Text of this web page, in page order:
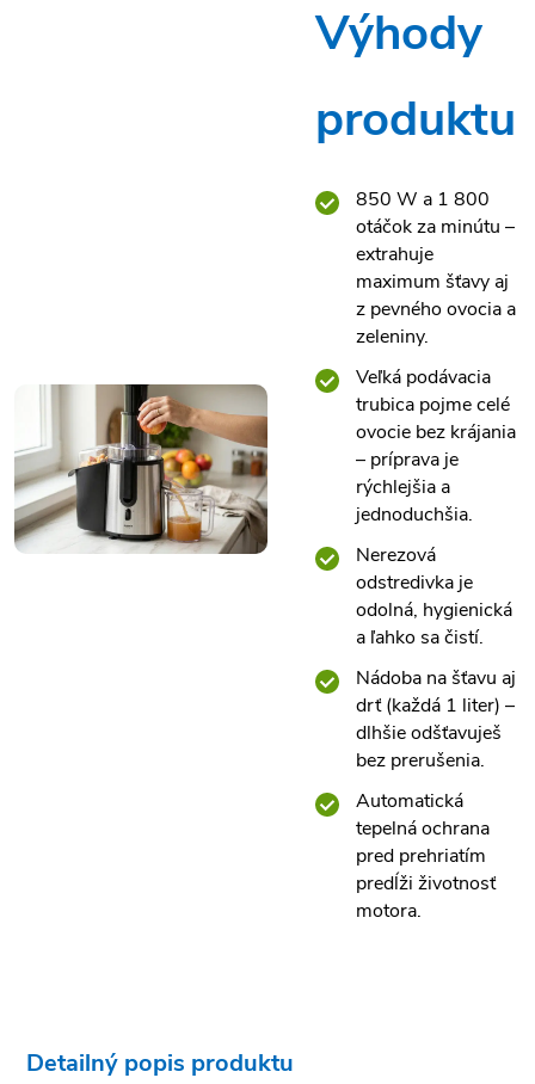
Výhody
produktu
850 W a 1 800
otáčok za minútu –
extrahuje
maximum šťavy aj
z pevného ovocia a
zeleniny.
Veľká podávacia
trubica pojme celé
ovocie bez krájania
– príprava je
rýchlejšia a
jednoduchšia.
Nerezová
odstredivka je
odolná, hygienická
a ľahko sa čistí.
Nádoba na šťavu aj
drť (každá 1 liter) –
dlhšie odšťavuješ
bez prerušenia.
Automatická
tepelná ochrana
pred prehriatím
predĺži životnosť
motora.
Detailný popis produktu